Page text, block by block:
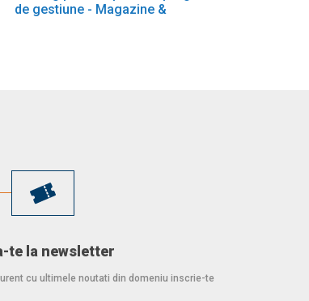
de gestiune - Magazine &
te la newsletter
cu ultimele noutati din domeniu inscrie-te